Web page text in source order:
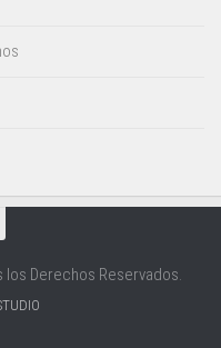
Derechos Reservados.